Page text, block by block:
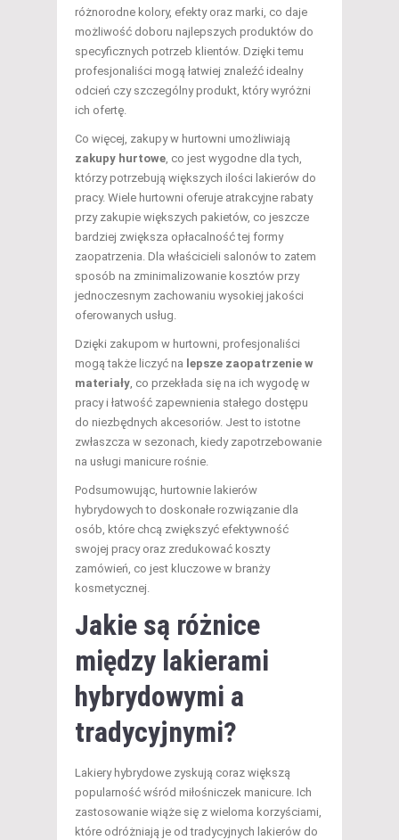
różnorodne kolory, efekty oraz marki, co daje
możliwość doboru najlepszych produktów do
specyficznych potrzeb klientów. Dzięki temu
profesjonaliści mogą łatwiej znaleźć idealny
odcień czy szczególny produkt, który wyróżni
ich ofertę.
Co więcej, zakupy w hurtowni umożliwiają
zakupy hurtowe , co jest wygodne dla tych,
którzy potrzebują większych ilości lakierów do
pracy. Wiele hurtowni oferuje atrakcyjne rabaty
przy zakupie większych pakietów, co jeszcze
bardziej zwiększa opłacalność tej formy
zaopatrzenia. Dla właścicieli salonów to zatem
sposób na zminimalizowanie kosztów przy
jednoczesnym zachowaniu wysokiej jakości
oferowanych usług.
Dzięki zakupom w hurtowni, profesjonaliści
mogą także liczyć na lepsze zaopatrzenie w
materiały , co przekłada się na ich wygodę w
pracy i łatwość zapewnienia stałego dostępu
do niezbędnych akcesoriów. Jest to istotne
zwłaszcza w sezonach, kiedy zapotrzebowanie
na usługi manicure rośnie.
Podsumowując, hurtownie lakierów
hybrydowych to doskonałe rozwiązanie dla
osób, które chcą zwiększyć efektywność
swojej pracy oraz zredukować koszty
zamówień, co jest kluczowe w branży
kosmetycznej.
Jakie są różnice
między lakierami
hybrydowymi a
tradycyjnymi?
Lakiery hybrydowe zyskują coraz większą
popularność wśród miłośniczek manicure. Ich
zastosowanie wiąże się z wieloma korzyściami,
które odróżniają je od tradycyjnych lakierów do